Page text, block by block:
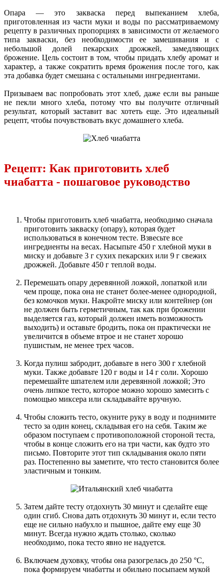
Опара — это закваска перед выпеканием хлеба,
приготовленная из части муки и воды по рассматриваемому
рецепту в различных пропорциях в зависимости от желаемого
типа закваски, без необходимости ее замешивания и с
небольшой долей пекарских дрожжей, замедляющих
брожение. Цель состоит в том, чтобы придать хлебу аромат и
характер, а также сократить время брожения после того, как
эта добавка будет смешана с остальными ингредиентами.
Призываем вас попробовать этот хлеб, даже если вы раньше
не пекли много хлеба, потому что вы получите отличный
результат, который заставит вас хотеть еще. Это идеальный
рецепт, чтобы почувствовать вкус домашнего хлеба.
Рецепт: Как приготовить хлеб
чиабатта - пошаговое руководство
Чтобы приготовить хлеб чиабатта, необходимо сначала
приготовить закваску (опару), которая будет
использоваться в конечном тесте. Взвесьте все
ингредиенты на весах. Насыпьте 450 г хлебной муки в
миску и добавьте 3 г сухих пекарских или 9 г свежих
дрожжей. Добавьте 450 г теплой воды.
Перемешать опару деревянной ложкой, лопаткой или
чем проще, пока она не станет более-менее однородной,
без комочков муки. Накройте миску или контейнер (он
не должен быть герметичным, так как при брожении
выделяется газ, который должен иметь возможность
выходить) и оставьте бродить, пока он практически не
увеличится в объеме втрое и не станет хорошо
пушистым, не менее трех часов.
Когда пулиш забродит, добавьте в него 300 г хлебной
муки. Также добавьте 120 г воды и 14 г соли. Хорошо
перемешайте шпателем или деревянной ложкой; Это
очень липкое тесто, которое можно хорошо замесить с
помощью миксера или складывайте вручную.
Чтобы сложить тесто, окуните руку в воду и поднимите
тесто за один конец, складывая его на себя. Таким же
образом поступаем с противоположной стороной теста,
чтобы в конце сложить его на три части, как будто это
письмо. Повторите этот тип складывания около пяти
раз. Постепенно вы заметите, что тесто становится более
эластичным и тонким.
Затем дайте тесту отдохнуть 30 минут и сделайте еще
один сгиб. Снова дать отдохнуть 30 минут и, если тесто
еще не сильно набухло и пышное, дайте ему еще 30
минут. Всегда нужно ждать столько, сколько
необходимо, пока тесто явно не надуется.
Включаем духовку, чтобы она разогрелась до 250 °С,
пока формируем чиабатты и обильно посыпаем мукой